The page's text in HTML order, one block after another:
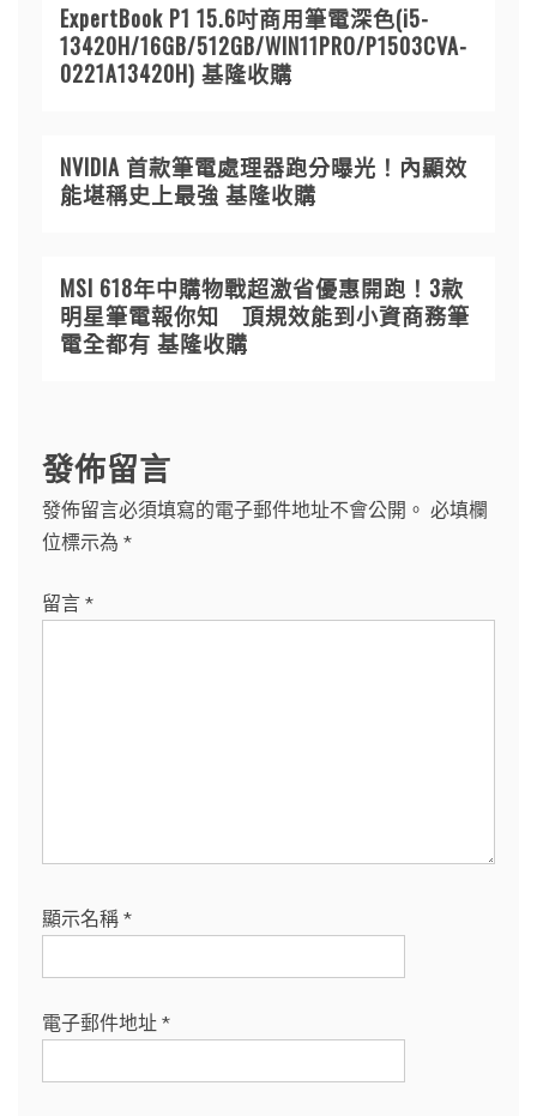
ExpertBook P1 15.6吋商用筆電深色(i5-
13420H/16GB/512GB/WIN11PRO/P1503CVA-
0221A13420H) 基隆收購
NVIDIA 首款筆電處理器跑分曝光！內顯效
能堪稱史上最強 基隆收購
MSI 618年中購物戰超激省優惠開跑！3款
明星筆電報你知 頂規效能到小資商務筆
電全都有 基隆收購
發佈留言
發佈留言必須填寫的電子郵件地址不會公開。 必填欄
位標示為 *
留言 *
顯示名稱 *
電子郵件地址 *